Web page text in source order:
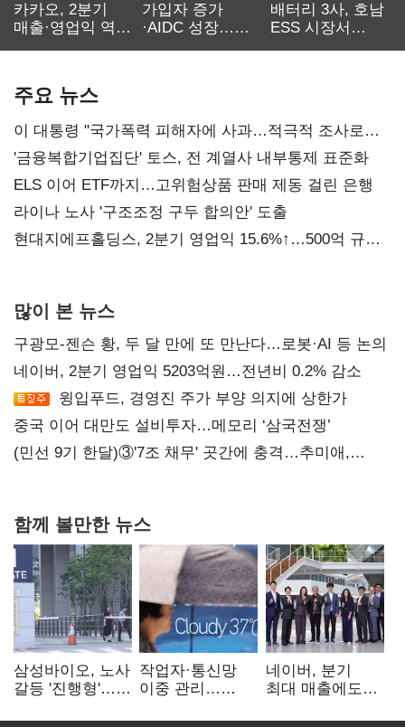
카카오, 2분기
매출·영업익 역대
가입자 증가
·AIDC 성장…
배터리 3사, 호남
ESS 시장서
주요 뉴스
이 대통령 "국가폭력 피해자에 사과…적극적 조사로
진실 밝혀야"
'금융복합기업집단' 토스, 전 계열사 내부통제 표준화
ELS 이어 ETF까지…고위험상품 판매 제동 걸린 은행
라이나 노사 '구조조정 구두 합의안' 도출
현대지에프홀딩스, 2분기 영업익 15.6%↑…500억 규모
많이 본 뉴스
구광모-젠슨 황, 두 달 만에 또 만난다…로봇·AI 등 논의
네이버, 2분기 영업익 5203억원…전년비 0.2% 감소
윙입푸드, 경영진 주가 부양 의지에 상한가
중국 이어 대만도 설비투자…메모리 ‘삼국전쟁’
(민선 9기 한달)③'7조 채무' 곳간에 충격…추미애,
함께 볼만한 뉴스
삼성바이오, 노사
갈등 '진행형'…
작업자·통신망
이중 관리…
네이버, 분기
최대 매출에도